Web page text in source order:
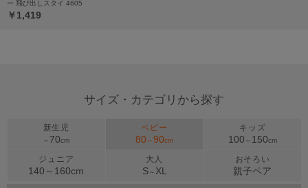
ー 飛び出しスタイ 4605
￥1,419
サイズ・カテゴリから探す
新生児
～ 70cm
ベビー
80 ～90cm
キッズ
100 ～ 150cm
ジュニア
140～ 160cm
大人
S～ XL
おそろい
親子ペア